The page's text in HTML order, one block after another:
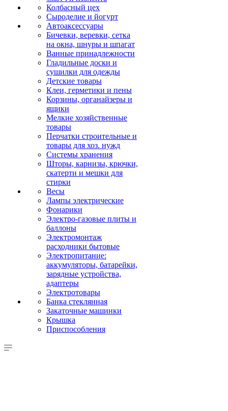
Колбасный цех
Сыроделие и йогурт
Автоаксессуары
Бичевки, веревки, сетка
на окна, шнуры и шпагат
Ванные принадлежности
Гладильные доски и
сушилки для одежды
Детские товары
Клеи, герметики и пены
Корзины, органайзеры и
ящики
Мелкие хозяйственные
товары
Перчатки строительные и
товары для хоз. нужд
Системы хранения
Шторы, карнизы, крючки,
скатерти и мешки для
стирки
Весы
Лампы электрические
Фонарики
Электро-газовые плиты и
баллоны
Электромонтаж
расходники бытовые
Электропитание:
аккумуляторы, батарейки,
зарядные устройства,
адаптеры
Электротовары
Банка стеклянная
Закаточные машинки
Крышка
Приспособления